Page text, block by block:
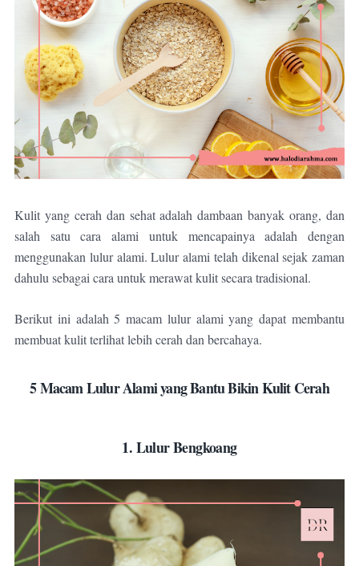
Kulit yang cerah dan sehat adalah dambaan banyak orang, dan
salah satu cara alami untuk mencapainya adalah dengan
menggunakan lulur alami. Lulur alami telah dikenal sejak zaman
dahulu sebagai cara untuk merawat kulit secara tradisional.
Berikut ini adalah 5 macam lulur alami yang dapat membantu
membuat kulit terlihat lebih cerah dan bercahaya.
5 Macam Lulur Alami yang Bantu Bikin Kulit Cerah
1. Lulur Bengkoang